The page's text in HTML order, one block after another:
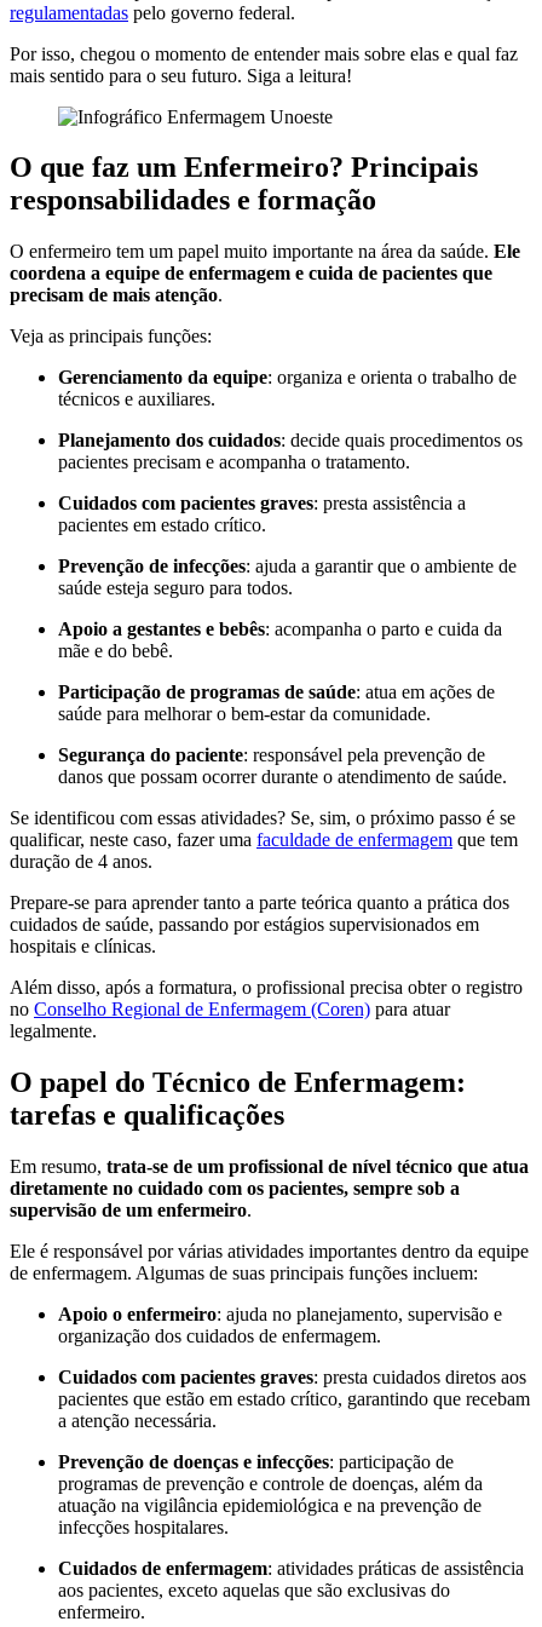
regulamentadas pelo governo federal.
Por isso, chegou o momento de entender mais sobre elas e qual faz
mais sentido para o seu futuro. Siga a leitura!
O que faz um Enfermeiro? Principais
responsabilidades e formação
O enfermeiro tem um papel muito importante na área da saúde. Ele
coordena a equipe de enfermagem e cuida de pacientes que
precisam de mais atenção.
Veja as principais funções:
Gerenciamento da equipe: organiza e orienta o trabalho de
técnicos e auxiliares.
Planejamento dos cuidados: decide quais procedimentos os
pacientes precisam e acompanha o tratamento.
Cuidados com pacientes graves: presta assistência a
pacientes em estado crítico.
Prevenção de infecções: ajuda a garantir que o ambiente de
saúde esteja seguro para todos.
Apoio a gestantes e bebês: acompanha o parto e cuida da
mãe e do bebê.
Participação de programas de saúde: atua em ações de
saúde para melhorar o bem-estar da comunidade.
Segurança do paciente: responsável pela prevenção de
danos que possam ocorrer durante o atendimento de saúde.
Se identificou com essas atividades? Se, sim, o próximo passo é se
qualificar, neste caso, fazer uma faculdade de enfermagem que tem
duração de 4 anos.
Prepare-se para aprender tanto a parte teórica quanto a prática dos
cuidados de saúde, passando por estágios supervisionados em
hospitais e clínicas.
Além disso, após a formatura, o profissional precisa obter o registro
no Conselho Regional de Enfermagem (Coren) para atuar
legalmente.
O papel do Técnico de Enfermagem:
tarefas e qualificações
Em resumo, trata-se de um profissional de nível técnico que atua
diretamente no cuidado com os pacientes, sempre sob a
supervisão de um enfermeiro.
Ele é responsável por várias atividades importantes dentro da equipe
de enfermagem. Algumas de suas principais funções incluem:
Apoio o enfermeiro: ajuda no planejamento, supervisão e
organização dos cuidados de enfermagem.
Cuidados com pacientes graves: presta cuidados diretos aos
pacientes que estão em estado crítico, garantindo que recebam
a atenção necessária.
Prevenção de doenças e infecções: participação de
programas de prevenção e controle de doenças, além da
atuação na vigilância epidemiológica e na prevenção de
infecções hospitalares.
Cuidados de enfermagem: atividades práticas de assistência
aos pacientes, exceto aquelas que são exclusivas do
enfermeiro.